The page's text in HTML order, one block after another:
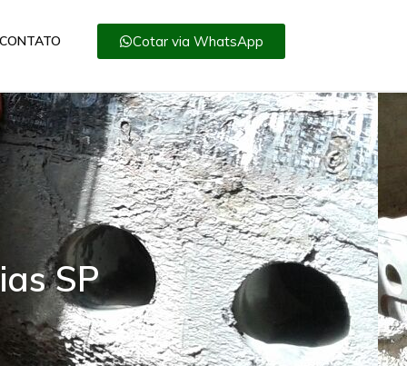
CONTATO Cotar via WhatsApp
SP